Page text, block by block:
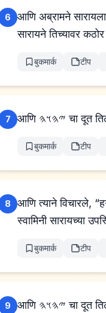
6
आणि अब्रामने
सारायने तिच्यावर
बुकमार्क टीप
7 आणि 𐤉𐤄𐤅𐤄
बुकमार्क टीप
8
आणि त्याने विचारले,
स्वामिनी सारायच्या
बुकमार्क टीप
9 आणि 𐤉𐤄𐤅𐤄